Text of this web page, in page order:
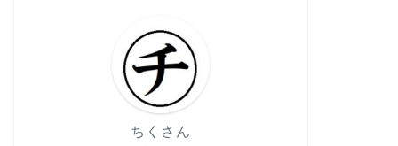
ちくさん